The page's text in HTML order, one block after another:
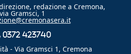
redazione a Cremona,
via Gramsci, 1
0372 423740
- Via Gramsci 1, Cremona